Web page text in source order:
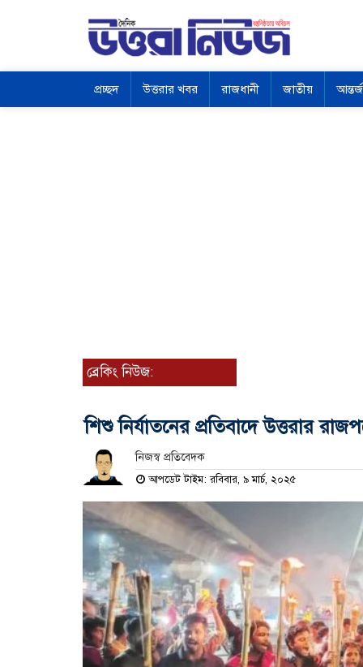
প্রচ্ছদ উত্তরার খবর রাজধানী জাতীয়
ব্রেকিং নিউজ:
শিশু নির্যাতনের প্রতিবাদে উত্তরার
নিজস্ব প্রতিবেদক
আপডেট টাইম: রবিবার, ৯ মার্চ, ২০২৫